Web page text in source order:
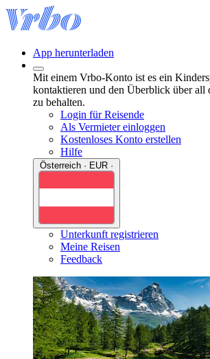
App herunterladen
Mit einem Vrbo-Konto ist es ein
kontaktieren und den Überblick über all
zu behalten.
Login für Reisende
Als Vermieter einloggen
Kostenloses Konto erstellen
Hilfe
Unterkunft registrieren
Meine Reisen
Feedback